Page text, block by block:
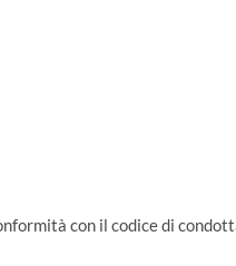
con il codice di